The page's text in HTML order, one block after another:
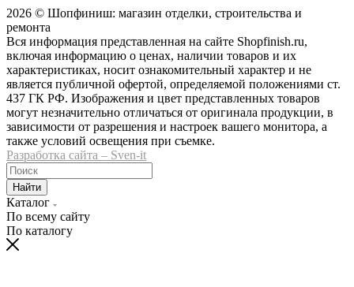
2026 © Шопфиниш: магазин отделки, строительства и
ремонта
Вся информация представленная на сайте Shopfinish.ru,
включая информацию о ценах, наличии товаров и их
характеристиках, носит ознакомительный характер и не
является публичной офертой, определяемой положениями ст.
437 ГК РФ. Изображения и цвет представленных товаров
могут незначительно отличаться от оригинала продукции, в
зависимости от разрешения и настроек вашего монитора, а
также условий освещения при съемке.
Разработка сайта – Sven-it
Найти
Каталог
По всему сайту
По каталогу